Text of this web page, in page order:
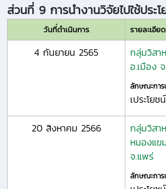
ส่วนที่ 9 การนำงานวิจัยไปใช้ประ
วันที่ดำเนินการ รายละเอียด
4 กันยายน 2565
กลุ่มวิสา
อ.เมือง
ลักษณะการ
เประโย
20 สิงหาคม 2566
กลุ่มวิสา
หนองแข
จ.แพร่
ลักษณะการ